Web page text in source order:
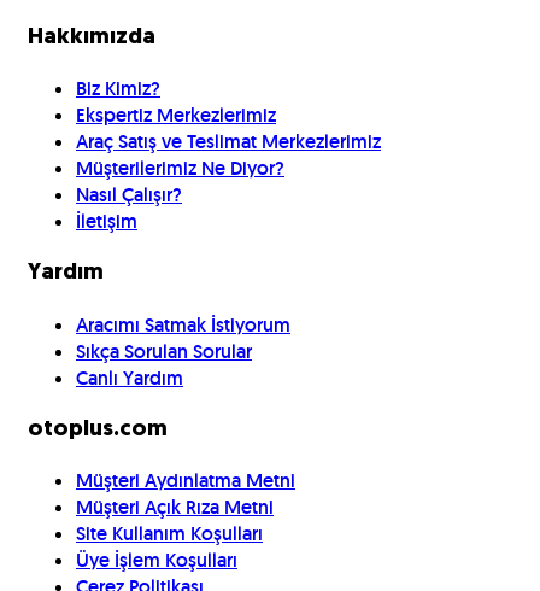
Hakkımızda
Biz Kimiz?
Ekspertiz Merkezlerimiz
Araç Satış ve Teslimat Merkezlerimiz
Müşterilerimiz Ne Diyor?
Nasıl Çalışır?
İletişim
Yardım
Aracımı Satmak İstiyorum
Sıkça Sorulan Sorular
Canlı Yardım
otoplus.com
Müşteri Aydınlatma Metni
Müşteri Açık Rıza Metni
Site Kullanım Koşulları
Üye İşlem Koşulları